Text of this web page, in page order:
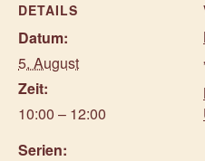
DETAILS
Datum:
5. August
Zeit:
10:00 – 12:00
Serien: